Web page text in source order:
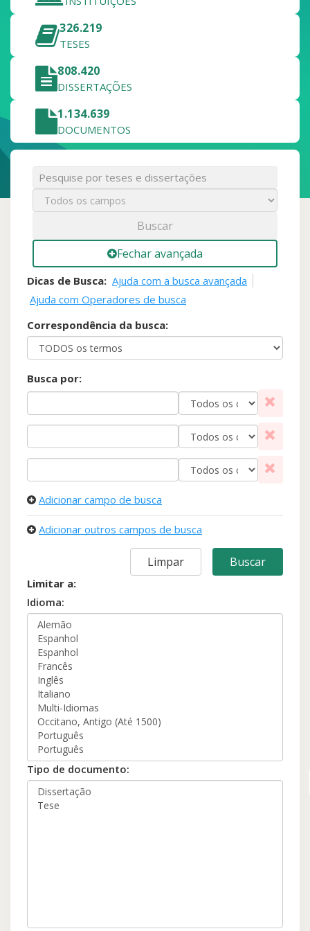
326.219
TESES
808.420
DISSERTAÇÕES
1.134.639
DOCUMENTOS
Buscar
Fechar avançada
Dicas de Busca: Ajuda com a busca avançada
Ajuda com Operadores de busca
Correspondência da busca:
Busca por:
Adicionar campo de busca
Adicionar outros campos de busca
Limitar a:
Idioma:
Tipo de documento: